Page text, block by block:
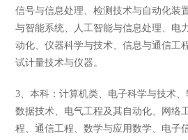
信号与信息处理、检测技术与自动化装
与智能系统、人工智能与信息处理、电
动化、仪器科学与技术、信息与通信工
试计量技术与仪器。
3、本科：计算机类、电子科学与技术
数据技术、电气工程及其自动化、网络
程、通信工程、数学与应用数学、电子